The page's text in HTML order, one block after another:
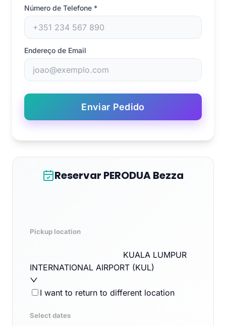
Número de Telefone *
Endereço de Email
Enviar Pedido
Reservar PERODUA Bezza